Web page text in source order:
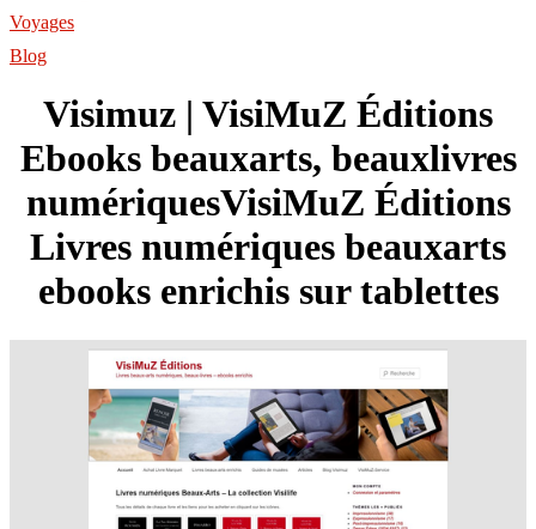
Voyages
Blog
Visimuz | VisiMuZ Éditions
Ebooks beauxarts, beauxlivres
numériques­Vi­siMuZ Éditions
Livres numériques beauxarts
ebooks enrichis sur tablettes